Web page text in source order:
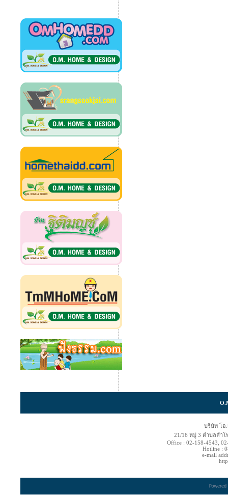
บริษัท โอ
21/16 หมู่ 3 ตำบลลำโ
Office : 02-158-4543,
Hotline :
e-mail